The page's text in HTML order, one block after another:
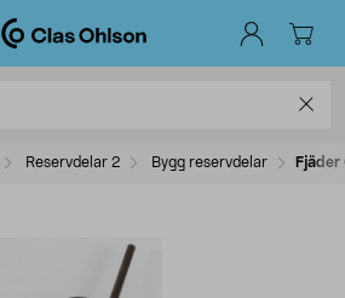
Reservdelar 2 Bygg reservdelar Fjäder